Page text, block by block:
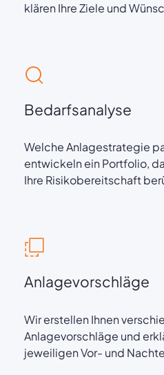
klären Ihre Ziele und
Bedarfsanalyse
Welche Anlagestrategie
entwickeln ein Portfolio,
Ihre Risikobereitschaft
Anlagevorschläge
Wir erstellen Ihnen
Anlagevorschläge und
jeweiligen Vor- und